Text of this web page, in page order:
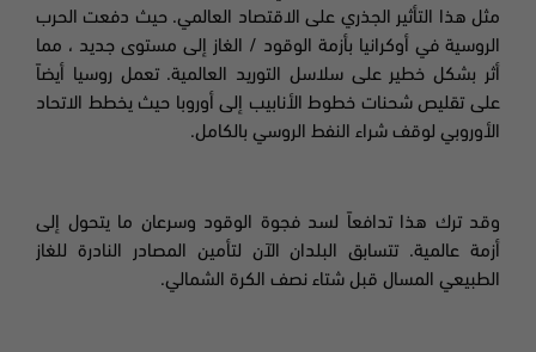
مثل هذا التأثير الجذري على الاقتصاد العالمي. حيث دفعت الحرب
الروسية في أوكرانيا بأزمة الوقود / الغاز إلى مستوى جديد ، مما
أثر بشكل خطير على سلاسل التوريد العالمية. تعمل روسيا أيضاً
على تقليص شحنات خطوط الأنابيب إلى أوروبا حيث يخطط الاتحاد
الأوروبي لوقف شراء النفط الروسي بالكامل.
وقد ترك هذا تدافعاً لسد فجوة الوقود وسرعان ما يتحول إلى
أزمة عالمية. تتسابق البلدان الآن لتأمين المصادر النادرة للغاز
الطبيعي المسال قبل شتاء نصف الكرة الشمالي.